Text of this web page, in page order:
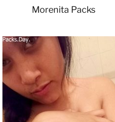
Morenita Packs